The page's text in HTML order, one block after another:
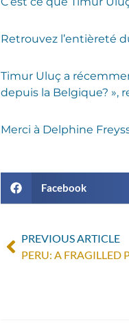
Retrouvez l’entièreté
Timur Uluç a
depuis la Belgique? »,
Merci à Delphine
Facebook
PREVIOUS ARTICLE
PERU: A FRAGILLED